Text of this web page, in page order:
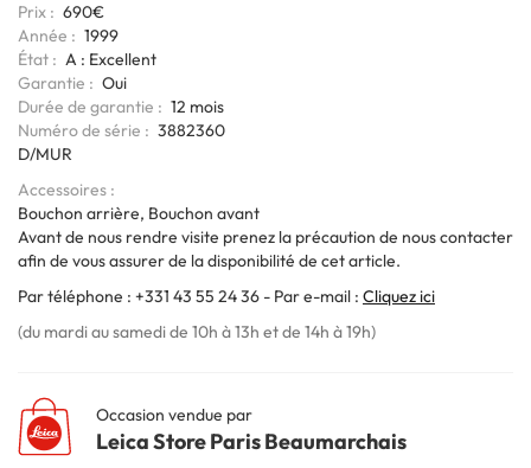
Prix
690€
Année
1999
État
A : Excellent
Garantie
Oui
Durée de garantie
12 mois
Codage
6bits
Numéro de série
3882360
D/MUR
Accessoires
Bouchon arrière, Bouchon avant
Avant de nous rendre visite prenez la précaution de nous contacter
afin de vous assurer de la disponibilité de cet article.
Par téléphone : +331 43 55 24 36 - Par e-mail : Cliquez ici
(du mardi au samedi de 10h à 13h et de 14h à 19h)
Occasion vendue par
Leica Store Paris Beaumarchais